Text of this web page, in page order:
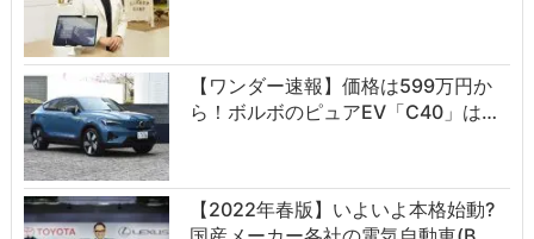
【ワンダー速報】価格は599万円か
ら！ボルボのピュアEV「C40」は…
【2022年春版】いよいよ本格始動?